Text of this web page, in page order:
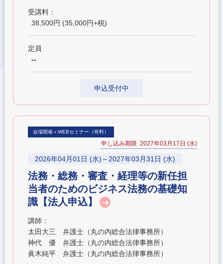
受講料：
38,500円 (35,000円+税)
定員
--
申込受付中
会場開催＋WEBセミナー（有料）
申し込み期限 2027年03月17日 (水)
2026年04月01日 (水)～2027年03月31日 (水)
法務・総務・審査・経理等の新任担
当者のためのビジネス法務の基礎知
識【法人申込】
講師：
太田大三 弁護士（丸の内総合法律事務所）
神代 優 弁護士（丸の内総合法律事務所）
眞木純平 弁護士（丸の内総合法律事務所）